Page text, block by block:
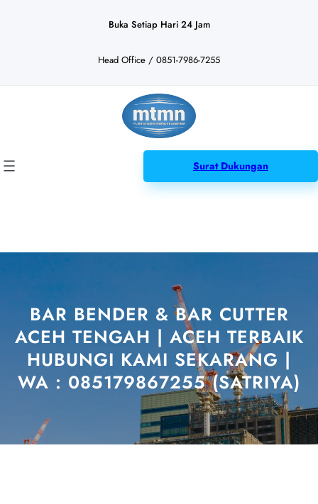
Buka Setiap Hari 24 Jam
Head Office / 0851-7986-7255
Surat Dukungan
BAR BENDER & BAR CUTTER
ACEH TENGAH | ACEH TERBAIK
HUBUNGI KAMI SEKARANG |
WA : 085179867255 (SATRIYA)